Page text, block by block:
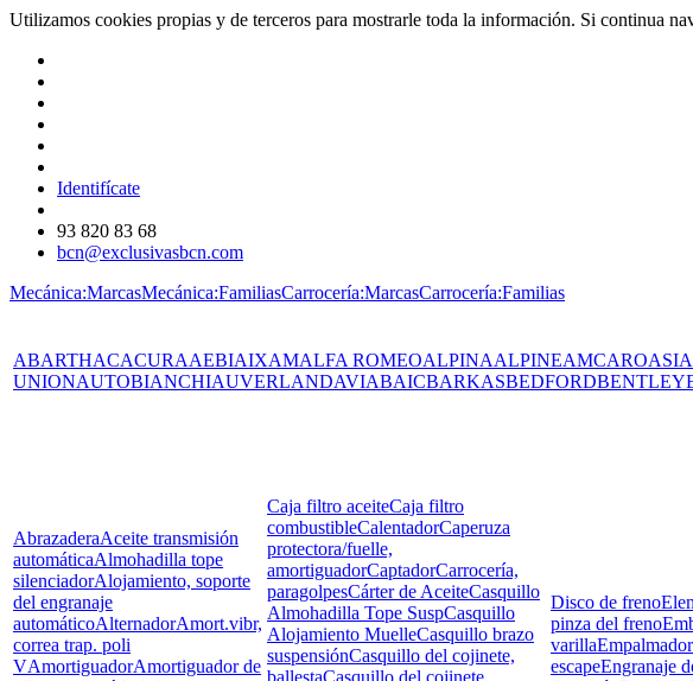
Utilizamos cookies propias y de terceros para mostrarle toda la información. Si continua
Identifícate
93 820 83 68
bcn@exclusivasbcn.com
Mecánica:MarcasMecánica:FamiliasCarrocería:MarcasCarrocería:Familias
ABARTHACACURAAEBIAIXAMALFA ROMEOALPINAALPINEAMCARO
UNIONAUTOBIANCHIAUVERLANDAVIABAICBARKASBEDFORDBENTLEY
AbrazaderaAceite transmisión
automáticaAlmohadilla tope
silenciadorAlojamiento, soporte
del engranaje
automáticoAlternadorAmort.vibr,
correa trap. poli
VAmortiguadorAmortiguador de
Caja filtro aceiteCaja filtro
combustibleCalentadorCaperuza
protectora/fuelle,
amortiguadorCaptadorCarrocería,
paragolpesCárter de AceiteCasquillo
Almohadilla Tope SuspCasquillo
Alojamiento MuelleCasquillo brazo
suspensiónCasquillo del cojinete,
ballestaCasquillo del cojinete,
Disco de freno
pinza del freno
varillaEmpalmador
escapeEngranaje